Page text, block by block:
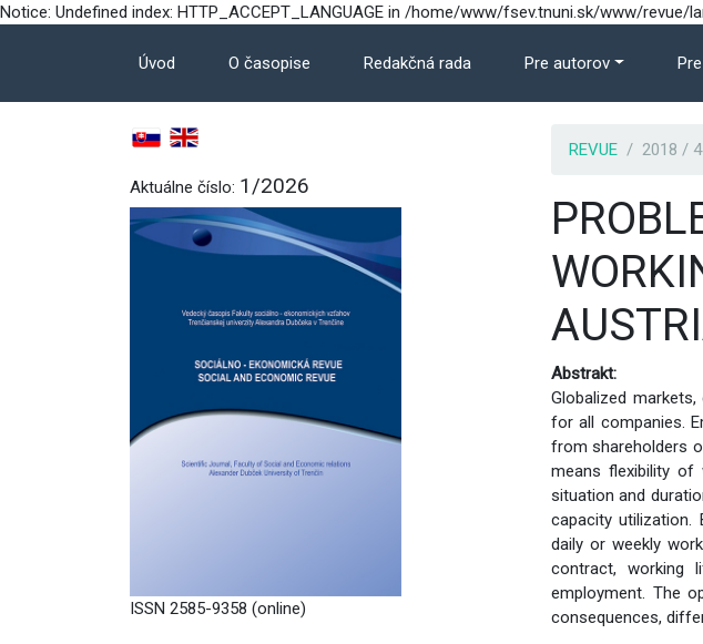
Notice: Undefined index: HTTP_ACCEPT_LANGUAGE in /home/www/fsev.tnuni.sk/www/revue/
Úvod O časopise Redakčná rada Pre autorov
Aktuálne číslo: 1/2026
ISSN 2585-9358 (online)
REVUE 2018 / 4
Abstrakt:
Globalized
for all companies.
from shareholders
means flexibility of
situation and
capacity utilization.
daily or weekly
contract, working
employment. The
consequences,